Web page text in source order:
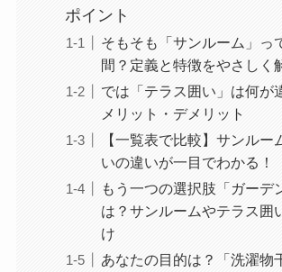
ポイント
そもそも「サンルーム」っ
間？定義と特徴をやさしく
では「テラス囲い」は何が
メリット・デメリット
【一覧表で比較】サンルー
いの違いが一目でわかる！
もう一つの選択肢「ガーデ
は？サンルームやテラス囲
け
あなたの目的は？「洗濯物